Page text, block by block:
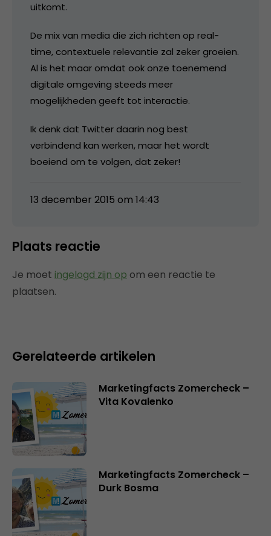
uitkomt.
De mix van media die zich richten op real-
time, contextuele relevantie zal zeker groeien.
Al is het maar omdat ook onze toenemend
digitale omgeving steeds meer
mogelijkheden geeft tot interactie.
Ik denk dat Twitter daarin nog best
verbindend kan werken, maar het wordt
boeiend om te volgen, dat zeker!
13 december 2015 om 14:43
Plaats reactie
Je moet ingelogd zijn op om een reactie te
plaatsen.
Gerelateerde artikelen
Marketingfacts Zomercheck –
Vita Kovalenko
Marketingfacts Zomercheck –
Durk Bosma